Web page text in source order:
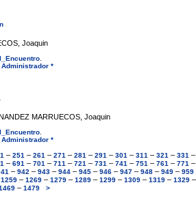
Joaquin
Administrador *
MARRUECOS, Joaquin
.
Administrador *
– 251 – 261 – 271 – 281 – 291 – 301 – 311 – 321 – 331 –
– 691 – 701 – 711 – 721 – 731 – 741 – 751 – 761 – 771 –
– 942 – 943 – 944 – 945 – 946 – 947 – 948 – 949 – 959
1259 – 1269 – 1279 – 1289 – 1299 – 1309 – 1319 – 1329 –
– 1479 >